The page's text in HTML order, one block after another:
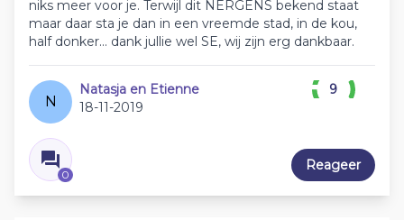
niks meer voor je. Terwijl dit NERGENS bekend staat
maar daar sta je dan in een vreemde stad, in de kou,
half donker... dank jullie wel SE, wij zijn erg dankbaar.
N
Natasja en Etienne
18-11-2019
0
9
Reageer